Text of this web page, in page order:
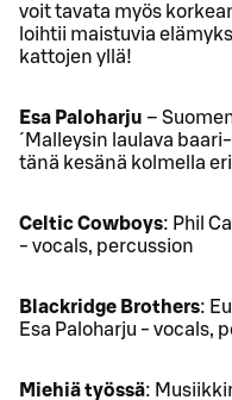
voit tavata myös
loihtii maistuvia
kattojen yllä!
Esa Paloharju –
´Malleysin laulava
tänä kesänä kolmella
Celtic Cowboys: Phil
- vocals, percussion
Blackridge Brothers:
Esa Paloharju - vocals,
Miehiä työssä: